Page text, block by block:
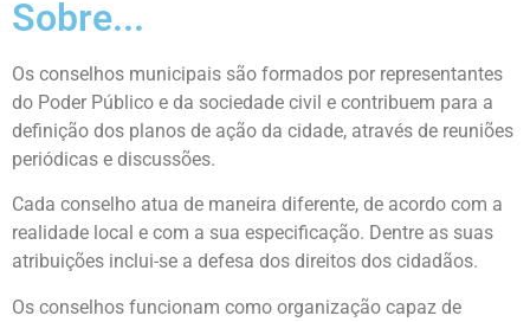
Sobre...
Os conselhos municipais são formados por representantes
do Poder Público e da sociedade civil e contribuem para a
definição dos planos de ação da cidade, através de reuniões
periódicas e discussões.
Cada conselho atua de maneira diferente, de acordo com a
realidade local e com a sua especificação. Dentre as suas
atribuições inclui-se a defesa dos direitos dos cidadãos.
Os conselhos funcionam como organização capaz de